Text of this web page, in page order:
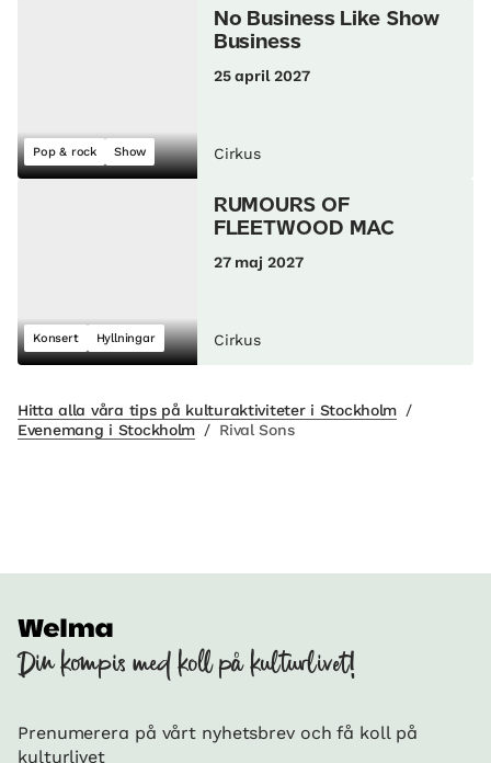
Pop & rock Show
No Business Like Show
Business
25 april 2027
Cirkus
Konsert Hyllningar
RUMOURS OF
FLEETWOOD MAC
27 maj 2027
Cirkus
Hitta alla våra tips på kulturaktiviteter i Stockholm /
Evenemang i Stockholm / Rival Sons
Din kompis med koll på kulturlivet!
Prenumerera på vårt nyhetsbrev och få koll på
kulturlivet